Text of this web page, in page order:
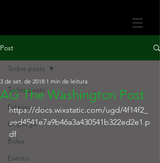
Post
Todos posts
Estágio
Emprego
Bolsa
Evento
Todos posts
AG The Washington Post
3 de set. de 2018 1 min de leitura
https://docs.wixstatic.com/ugd/4f14f2_
aed4541e7a9b46a3a430541b322ed2e1.p
df